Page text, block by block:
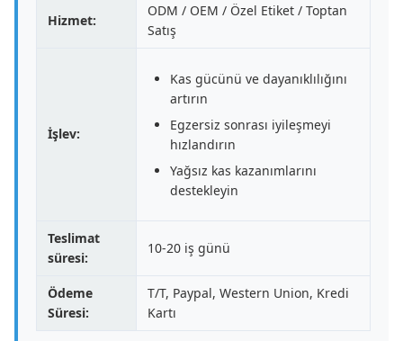
Hizmet:
ODM / OEM / Özel Etiket / Toptan
Satış
İşlev:
Kas gücünü ve dayanıklılığını
artırın
Egzersiz sonrası iyileşmeyi
hızlandırın
Yağsız kas kazanımlarını
destekleyin
Teslimat
süresi:
10-20 iş günü
Ödeme
Süresi:
T/T, Paypal, Western Union, Kredi
Kartı